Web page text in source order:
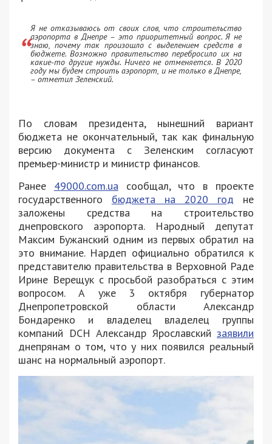
Я не отказываюсь от своих слов, что строительство
аэропорта в Днепре – это приоритетный вопрос. Я не
знаю, почему так произошло с выделением средств в
бюджете. Возможно правительство перебросило их на
какие-то другие нужды. Ничего не отменяется. В 2020
году мы будем строить аэропорт, и не только в Днепре,
– отметил Зеленский.
По словам президента, нынешний вариант
бюджета не окончательный, так как финальную
версию документа с Зеленским согласуют
премьер-министр и министр финансов.
Ранее 49000.com.uaсообщал, что в проекте
государственного бюджета на 2020 год не
заложены средства на строительство
днепровского аэропорта. Народный депутат
Максим Бужанский одним из первых обратил на
это внимание. Нардеп официально обратился к
представителю правительства в Верховной Раде
Ирине Верещук с просьбой разобраться с этим
вопросом. А уже 3 октября губернатор
Днепропетровской области Александр
Бондаренко и владелец владелец группы
компаний DCH Александр Ярославский заявили
днепрянам о том, что у них появился реальный
шанс на нормальный аэропорт.